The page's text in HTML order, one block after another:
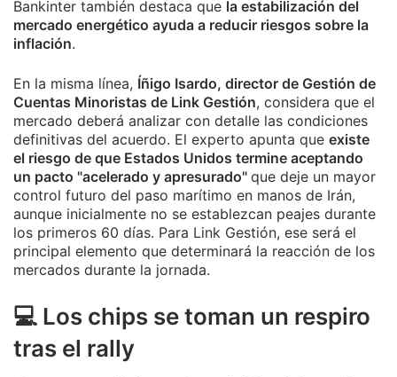
Bankinter también destaca que la estabilización del
mercado energético ayuda a reducir riesgos sobre la
inflación.
En la misma línea, Íñigo Isardo, director de Gestión de
Cuentas Minoristas de Link Gestión, considera que el
mercado deberá analizar con detalle las condiciones
definitivas del acuerdo. El experto apunta que existe
el riesgo de que Estados Unidos termine aceptando
un pacto "acelerado y apresurado" que deje un mayor
control futuro del paso marítimo en manos de Irán,
aunque inicialmente no se establezcan peajes durante
los primeros 60 días. Para Link Gestión, ese será el
principal elemento que determinará la reacción de los
mercados durante la jornada.
💻 Los chips se toman un respiro
tras el rally